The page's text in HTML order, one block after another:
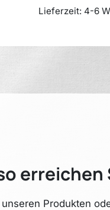
Lieferzeit: 4-6
erreichen
Produkten